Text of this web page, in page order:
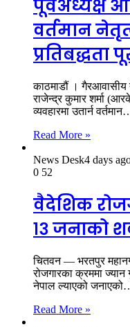
पूर्वअध्यक्ष
वर्तमान
प्रतिबद्धता
काठमाडौं । गैरआवासीय
राजेन्द्र कुमार शर्मा
व्यवहारमा उतार्न
Read More »
News Desk4 days
0 52
वैदेशिक
१३ जनाको
चितवन — भरतपुर
रोजगारका क्रममा
नेपाल ल्याएको
Read More »